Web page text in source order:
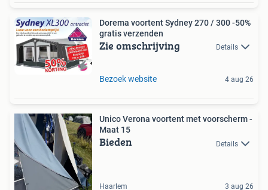
Dorema voortent Sydney 270 / 300 -50%
gratis verzenden
Zie omschrijving Details
Bezoek website 4 aug 26
Unico Verona voortent met voorscherm -
Maat 15
Bieden Details
Haarlem 3 aug 26